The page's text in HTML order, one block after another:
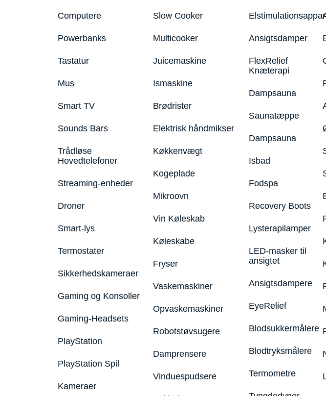
Computere
Powerbanks
Tastatur
Mus
Smart TV
Sounds Bars
Trådløse
Hovedtelefoner
Streaming-enheder
Droner
Smart-lys
Termostater
Sikkerhedskameraer
Gaming og Konsoller
Gaming-Headsets
PlayStation
PlayStation Spil
Kameraer
Slow Cooker
Multicooker
Juicemaskine
Ismaskine
Brødrister
Elektrisk håndmikser
Køkkenvægt
Kogeplade
Mikroovn
Vin Køleskab
Køleskabe
Fryser
Vaskemaskiner
Opvaskemaskiner
Robotstøvsugere
Damprensere
Vinduespudsere
Ansigtsdamper
FlexRelief
Knæterapi
Dampsauna
Saunatæppe
Dampsauna
Isbad
Fodspa
Recovery Boots
Lysterapilamper
LED-masker til
ansigtet
Ansigtsdampere
EyeRelief
Blodsukkermålere
Blodtryksmålere
Termometre